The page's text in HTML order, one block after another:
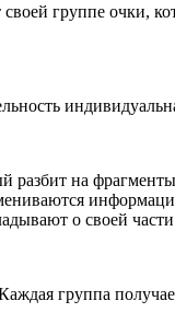
группе очки,
на
о своей
группа